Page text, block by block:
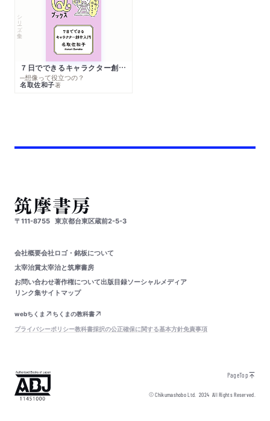
シリーズ・全集
７日でできるキャラクター創作入門
─想像って役立つの？
名取佐和子著
〒111-8755 東京都台東区蔵前2-5-3
会社概要会社ロゴ・銘板について
太宰治賞太宰治と筑摩書房
お問い合わせ著作権について出版目録ソーシャルメディア
リンク集サイトマップ
webちくま
ちくまの教科書
プライバシーポリシー教科書採択の公正確保に関する基本方針免責事項
PageTop
© Chikumashobo Ltd.2024 All Rights Reserved.